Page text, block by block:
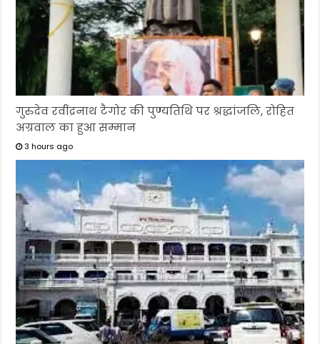
गुरुदेव रवींद्रनाथ टैगोर की पुण्यतिथि पर श्रद्धांजलि, रोहित
अग्रवाल का हुआ सम्मान
3 hours ago